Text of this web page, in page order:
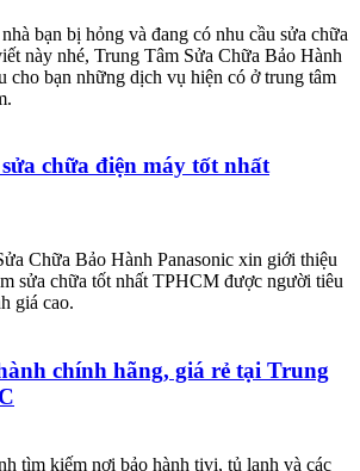
bạn bị hỏng và đang có nhu cầu sửa chữa
này nhé, Trung Tâm Sửa Chữa Bảo Hành
cho bạn những dịch vụ hiện có ở trung tâm
chữa điện máy tốt nhất
Chữa Bảo Hành Panasonic xin giới thiệu
sửa chữa tốt nhất TPHCM được người tiêu
giá cao.
chính hãng, giá rẻ tại Trung
tìm kiếm nơi bảo hành tivi, tủ lạnh và các